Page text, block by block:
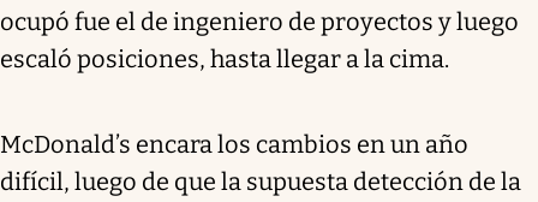
ocupó fue el de ingeniero de proyectos y luego
escaló posiciones, hasta llegar a la cima.
McDonald’s encara los cambios en un año
difícil, luego de que la supuesta detección de la